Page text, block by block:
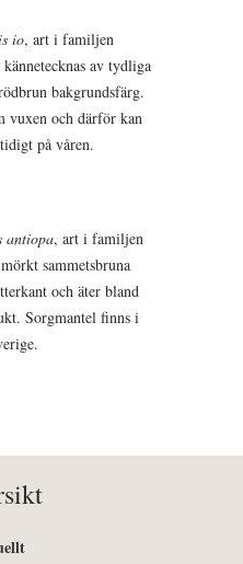
io, art i familjen
av tydliga
bakgrundsfärg.
vuxen och därför kan
på våren.
antiopa, art i familjen
sammetsbruna
och äter bland
Sorgmantel finns i